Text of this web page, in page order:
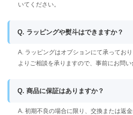
いてください。
Q. ラッピングや熨斗はできますか？
A. ラッピングはオプションにて承ってお
よりご相談を承りますので、事前にお問い
Q. 商品に保証はありますか？
A. 初期不良の場合に限り、交換または返